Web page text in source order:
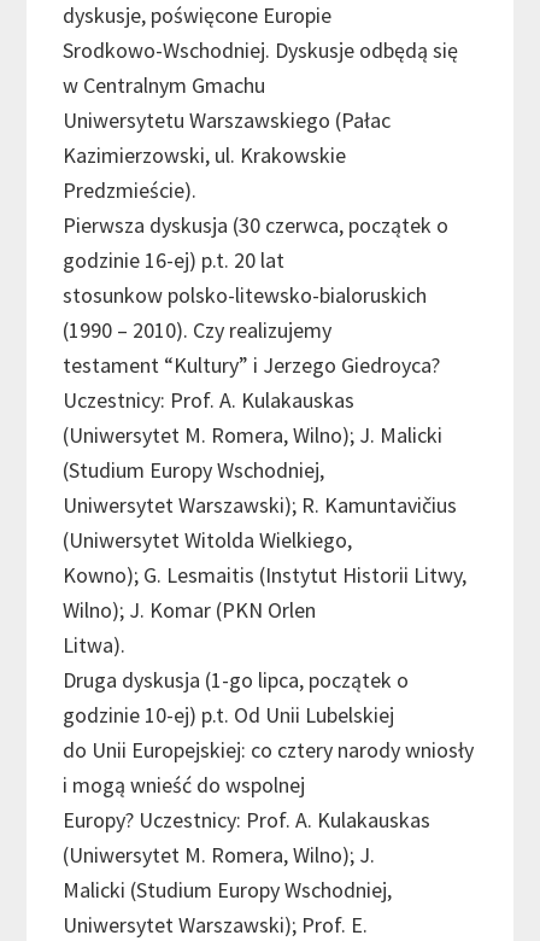
dyskusje, poświęcone Europie
Srodkowo-Wschodniej. Dyskusje odbędą się
w Centralnym Gmachu
Uniwersytetu Warszawskiego (Pałac
Kazimierzowski, ul. Krakowskie
Predzmieście).
Pierwsza dyskusja (30 czerwca, początek o
godzinie 16-ej) p.t. 20 lat
stosunkow polsko-litewsko-bialoruskich
(1990 – 2010). Czy realizujemy
testament “Kultury” i Jerzego Giedroyca?
Uczestnicy: Prof. A. Kulakauskas
(Uniwersytet M. Romera, Wilno); J. Malicki
(Studium Europy Wschodniej,
Uniwersytet Warszawski); R. Kamuntavičius
(Uniwersytet Witolda Wielkiego,
Kowno); G. Lesmaitis (Instytut Historii Litwy,
Wilno); J. Komar (PKN Orlen
Litwa).
Druga dyskusja (1-go lipca, początek o
godzinie 10-ej) p.t. Od Unii Lubelskiej
do Unii Europejskiej: co cztery narody wniosły
i mogą wnieść do wspolnej
Europy? Uczestnicy: Prof. A. Kulakauskas
(Uniwersytet M. Romera, Wilno); J.
Malicki (Studium Europy Wschodniej,
Uniwersytet Warszawski); Prof. E.